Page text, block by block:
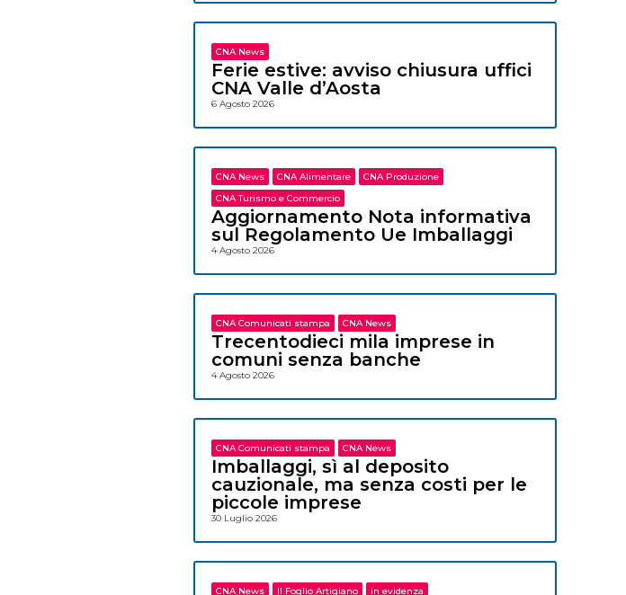
CNA News
Ferie estive: avviso chiusura uffici
CNA Valle d’Aosta
6 Agosto 2026
CNA News CNA Alimentare
CNA Produzione
CNA Turismo e Commercio
Aggiornamento Nota informativa
sul Regolamento Ue Imballaggi
4 Agosto 2026
CNA Comunicati stampa CNA News
Trecentodieci mila imprese in
comuni senza banche
4 Agosto 2026
CNA Comunicati stampa CNA News
Imballaggi, sì al deposito
cauzionale, ma senza costi per le
piccole imprese
30 Luglio 2026
CNA News Il Foglio Artigiano in evidenza